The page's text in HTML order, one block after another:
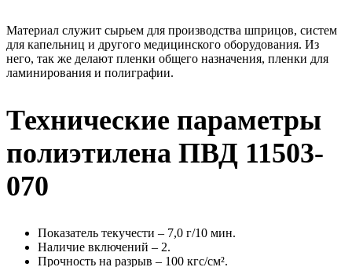
Материал служит сырьем для производства шприцов, систем
для капельниц и другого медицинского оборудования. Из
него, так же делают пленки общего назначения, пленки для
ламинирования и полиграфии.
Технические параметры
полиэтилена ПВД 11503-
070
Показатель текучести – 7,0 г/10 мин.
Наличие включений – 2.
Прочность на разрыв – 100 кгс/см².